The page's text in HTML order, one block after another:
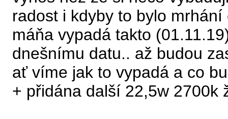
radost i kdyby to bylo
máňa vypadá takto
dnešnímu datu.. až budou
ať víme jak to vypadá a co
+ přidána další 22,5w 2700k